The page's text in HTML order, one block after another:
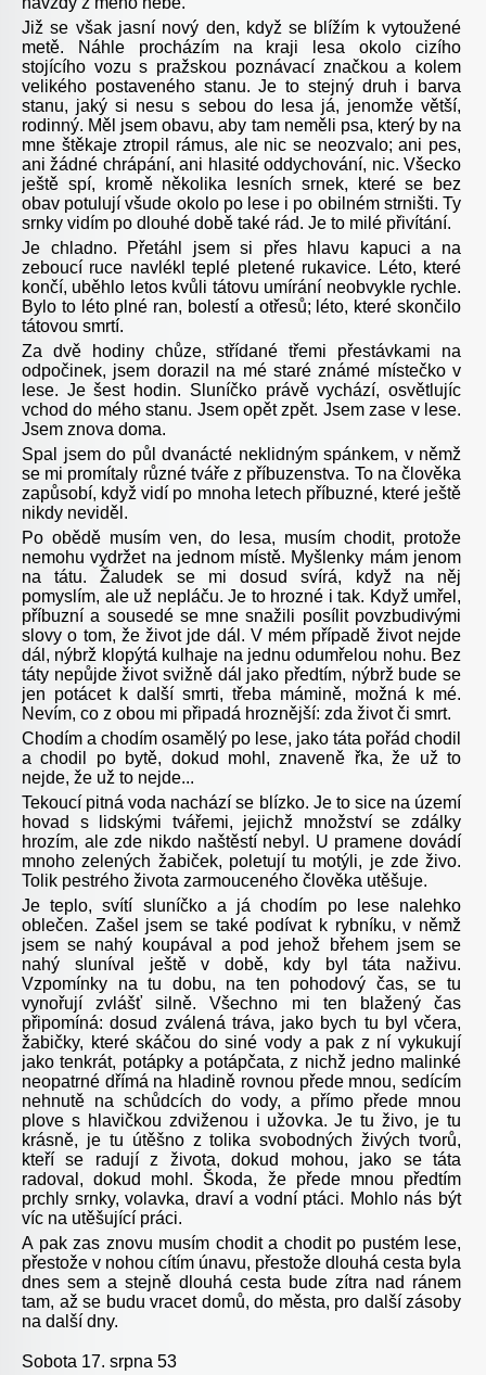
Již se však jasní nový den, když se blížím k vytoužené
metě. Náhle procházím na kraji lesa okolo cizího
stojícího vozu s pražskou poznávací značkou a kolem
velikého postaveného stanu. Je to stejný druh i barva
stanu, jaký si nesu s sebou do lesa já, jenomže větší,
rodinný. Měl jsem obavu, aby tam neměli psa, který by na
mne štěkaje ztropil rámus, ale nic se neozvalo; ani pes,
ani žádné chrápání, ani hlasité oddychování, nic. Všecko
ještě spí, kromě několika lesních srnek, které se bez
obav potulují všude okolo po lese i po obilném strništi. Ty
srnky vidím po dlouhé době také rád. Je to milé přivítání.
Je chladno. Přetáhl jsem si přes hlavu kapuci a na
zeboucí ruce navlékl teplé pletené rukavice. Léto, které
končí, uběhlo letos kvůli tátovu umírání neobvykle rychle.
Bylo to léto plné ran, bolestí a otřesů; léto, které skončilo
tátovou smrtí.
Za dvě hodiny chůze, střídané třemi přestávkami na
odpočinek, jsem dorazil na mé staré známé místečko v
lese. Je šest hodin. Sluníčko právě vychází, osvětlujíc
vchod do mého stanu. Jsem opět zpět. Jsem zase v lese.
Jsem znova doma.
Spal jsem do půl dvanácté neklidným spánkem, v němž
se mi promítaly různé tváře z příbuzenstva. To na člověka
zapůsobí, když vidí po mnoha letech příbuzné, které ještě
nikdy neviděl.
Po obědě musím ven, do lesa, musím chodit, protože
nemohu vydržet na jednom místě. Myšlenky mám jenom
na tátu. Žaludek se mi dosud svírá, když na něj
pomyslím, ale už nepláču. Je to hrozné i tak. Když umřel,
příbuzní a sousedé se mne snažili posílit povzbudivými
slovy o tom, že život jde dál. V mém případě život nejde
dál, nýbrž klopýtá kulhaje na jednu odumřelou nohu. Bez
táty nepůjde život svižně dál jako předtím, nýbrž bude se
jen potácet k další smrti, třeba mámině, možná k mé.
Nevím, co z obou mi připadá hroznější: zda život či smrt.
Chodím a chodím osamělý po lese, jako táta pořád chodil
a chodil po bytě, dokud mohl, znaveně řka, že už to
nejde, že už to nejde...
Tekoucí pitná voda nachází se blízko. Je to sice na území
hovad s lidskými tvářemi, jejichž množství se zdálky
hrozím, ale zde nikdo naštěstí nebyl. U pramene dovádí
mnoho zelených žabiček, poletují tu motýli, je zde živo.
Tolik pestrého života zarmouceného člověka utěšuje.
Je teplo, svítí sluníčko a já chodím po lese nalehko
oblečen. Zašel jsem se také podívat k rybníku, v němž
jsem se nahý koupával a pod jehož břehem jsem se
nahý sluníval ještě v době, kdy byl táta naživu.
Vzpomínky na tu dobu, na ten pohodový čas, se tu
vynořují zvlášť silně. Všechno mi ten blažený čas
připomíná: dosud zválená tráva, jako bych tu byl včera,
žabičky, které skáčou do siné vody a pak z ní vykukují
jako tenkrát, potápky a potápčata, z nichž jedno malinké
neopatrné dřímá na hladině rovnou přede mnou, sedícím
nehnutě na schůdcích do vody, a přímo přede mnou
plove s hlavičkou zdviženou i užovka. Je tu živo, je tu
krásně, je tu útěšno z tolika svobodných živých tvorů,
kteří se radují z života, dokud mohou, jako se táta
radoval, dokud mohl. Škoda, že přede mnou předtím
prchly srnky, volavka, draví a vodní ptáci. Mohlo nás být
víc na utěšující práci.
A pak zas znovu musím chodit a chodit po pustém lese,
přestože v nohou cítím únavu, přestože dlouhá cesta byla
dnes sem a stejně dlouhá cesta bude zítra nad ránem
tam, až se budu vracet domů, do města, pro další zásoby
na další dny.
Sobota 17. srpna 53